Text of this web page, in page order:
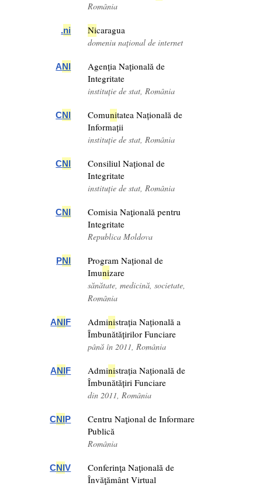
România
.ni Nicaragua
domeniu național de internet
ANI
Agenția Națională de
Integritate
instituție de stat, România
CNI Comunitatea Națională de
Informații
instituție de stat, România
CNI
Consiliul Național de
Integritate
instituție de stat, România
CNI
Comisia Naţională pentru
Integritate
Republica Moldova
PNI
Program Național de
Imunizare
sănătate, medicină, societate,
România
ANIF Administrația Națională a
Îmbunătățirilor Funciare
până în 2011, România
ANIF Administrația Națională de
Îmbunătățiri Funciare
din 2011, România
CNIP
Centru Naţional de Informare
Publică
România
CNIV
Conferinţa Naţională de
Învăţământ Virtual